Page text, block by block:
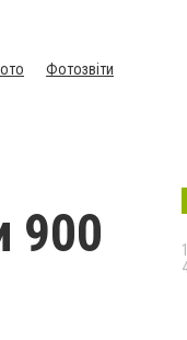
Фотозвіти
900